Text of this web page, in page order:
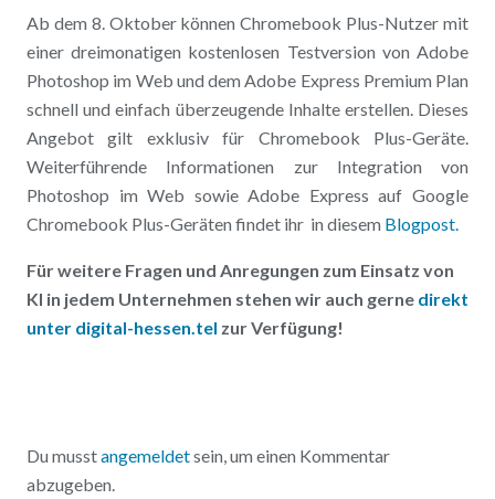
Ab dem 8. Oktober können Chromebook Plus-Nutzer mit
einer dreimonatigen kostenlosen Testversion von Adobe
Photoshop im Web und dem Adobe Express Premium Plan
schnell und einfach überzeugende Inhalte erstellen. Dieses
Angebot gilt exklusiv für Chromebook Plus-Geräte.
Weiterführende Informationen zur Integration von
Photoshop im Web sowie Adobe Express auf Google
Chromebook Plus-Geräten findet ihr in diesem Blogpost.
Für weitere Fragen und Anregungen zum Einsatz von
KI in jedem Unternehmen stehen wir auch gerne direkt
unter digital-hessen.tel zur Verfügung!
Du musstangemeldetsein, um einen Kommentar
abzugeben.